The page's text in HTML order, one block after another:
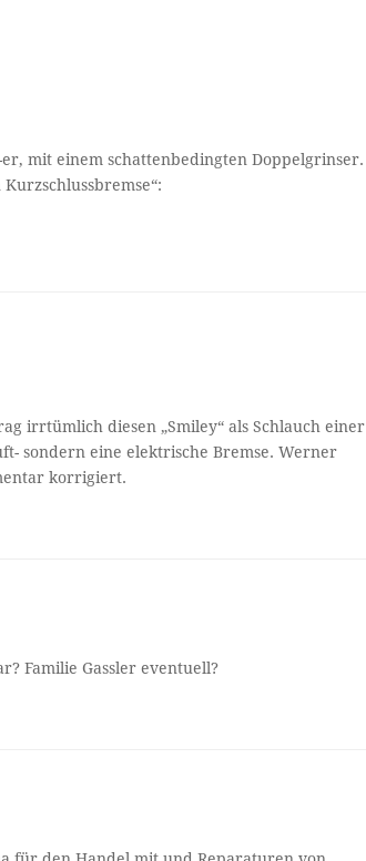
mit einem schattenbedingten Doppelgrinser.
irrtümlich diesen „Smiley“ als Schlauch einer
sondern eine elektrische Bremse. Werner
korrigiert.
Familie Gassler eventuell?